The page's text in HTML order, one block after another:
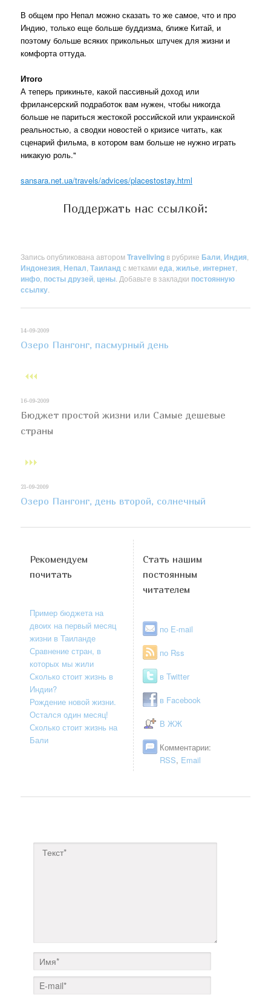
В общем про Непал можно сказать то же самое, что и про
Индию, только еще больше буддизма, ближе Китай, и
поэтому больше всяких прикольных штучек для жизни и
комфорта оттуда.
Итого
А теперь прикиньте, какой пассивный доход или
фрилансерский подработок вам нужен, чтобы никогда
больше не париться жестокой российской или украинской
реальностью, а сводки новостей о кризисе читать, как
сценарий фильма, в котором вам больше не нужно играть
никакую роль."
sansara.net.ua/travels/advices/placestostay.html
Поддержать нас ссылкой:
Запись опубликована авторомTraveliving в рубрикеБали ,Индия
Индонезия ,Непал ,Таиланд с меткамиеда ,жилье интернет
инфо посты друзей цены . Добавьте в закладки постоянную
ссылку
14-09-2009
Озеро Пангонг, пасмурный день
16-09-2009
Бюджет простой жизни или Самые дешевые
страны
21-09-2009
Озеро Пангонг, день второй, солнечный
Рекомендуем
почитать
Пример бюджета на
двоих на первый месяц
жизни в Таиланде
Сравнение стран, в
которых мы жили
Сколько стоит жизнь в
Индии?
Рождение новой жизни.
Остался один месяц!
Сколько стоит жизнь на
Бали
Стать нашим
постоянным
читателем
по E-mail
по Rss
в Twitter
в Facebook
В ЖЖ
Комментарии:
RSS, Email